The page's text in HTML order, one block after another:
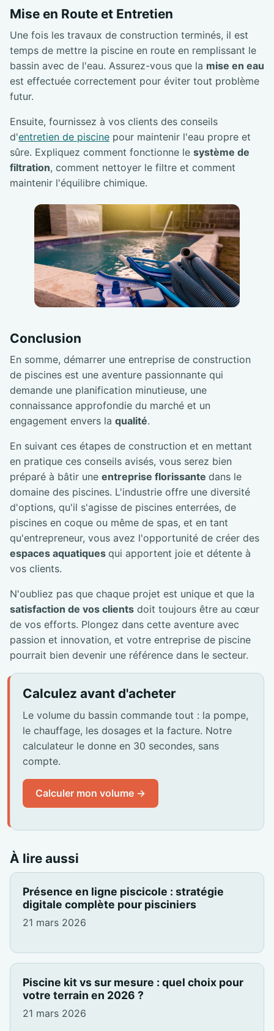
Mise en Route et Entretien
Une fois les travaux de construction terminés, il est
temps de mettre la piscine en route en remplissant le
bassin avec de l'eau. Assurez-vous que la mise en eau
est effectuée correctement pour éviter tout problème
futur.
Ensuite, fournissez à vos clients des conseils
d'entretien de piscine pour maintenir l'eau propre et
sûre. Expliquez comment fonctionne le système de
filtration, comment nettoyer le filtre et comment
maintenir l'équilibre chimique.
Conclusion
En somme, démarrer une entreprise de construction
de piscines est une aventure passionnante qui
demande une planification minutieuse, une
connaissance approfondie du marché et un
engagement envers la qualité.
En suivant ces étapes de construction et en mettant
en pratique ces conseils avisés, vous serez bien
préparé à bâtir une entreprise florissante dans le
domaine des piscines. L'industrie offre une diversité
d'options, qu'il s'agisse de piscines enterrées, de
piscines en coque ou même de spas, et en tant
qu'entrepreneur, vous avez l'opportunité de créer des
espaces aquatiques qui apportent joie et détente à
vos clients.
N'oubliez pas que chaque projet est unique et que la
satisfaction de vos clients doit toujours être au cœur
de vos efforts. Plongez dans cette aventure avec
passion et innovation, et votre entreprise de piscine
pourrait bien devenir une référence dans le secteur.
Calculez avant d'acheter
Le volume du bassin commande tout : la pompe,
le chauffage, les dosages et la facture. Notre
calculateur le donne en 30 secondes, sans
compte.
Calculer mon volume →
À lire aussi
Présence en ligne piscicole : stratégie
digitale complète pour pisciniers
21 mars 2026
Piscine kit vs sur mesure : quel choix pour
votre terrain en 2026 ?
21 mars 2026